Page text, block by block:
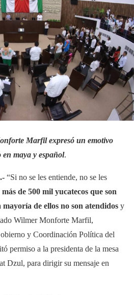
Marfil expresó un emotivo
en maya y español.
“Si no se les entiende, no se les
de 500 mil yucatecos que son
de ellos no son atendidos y
Wilmer Monforte Marfil,
y Coordinación Política del
permiso a la presidenta de la mesa
Dzul, para dirigir su mensaje en